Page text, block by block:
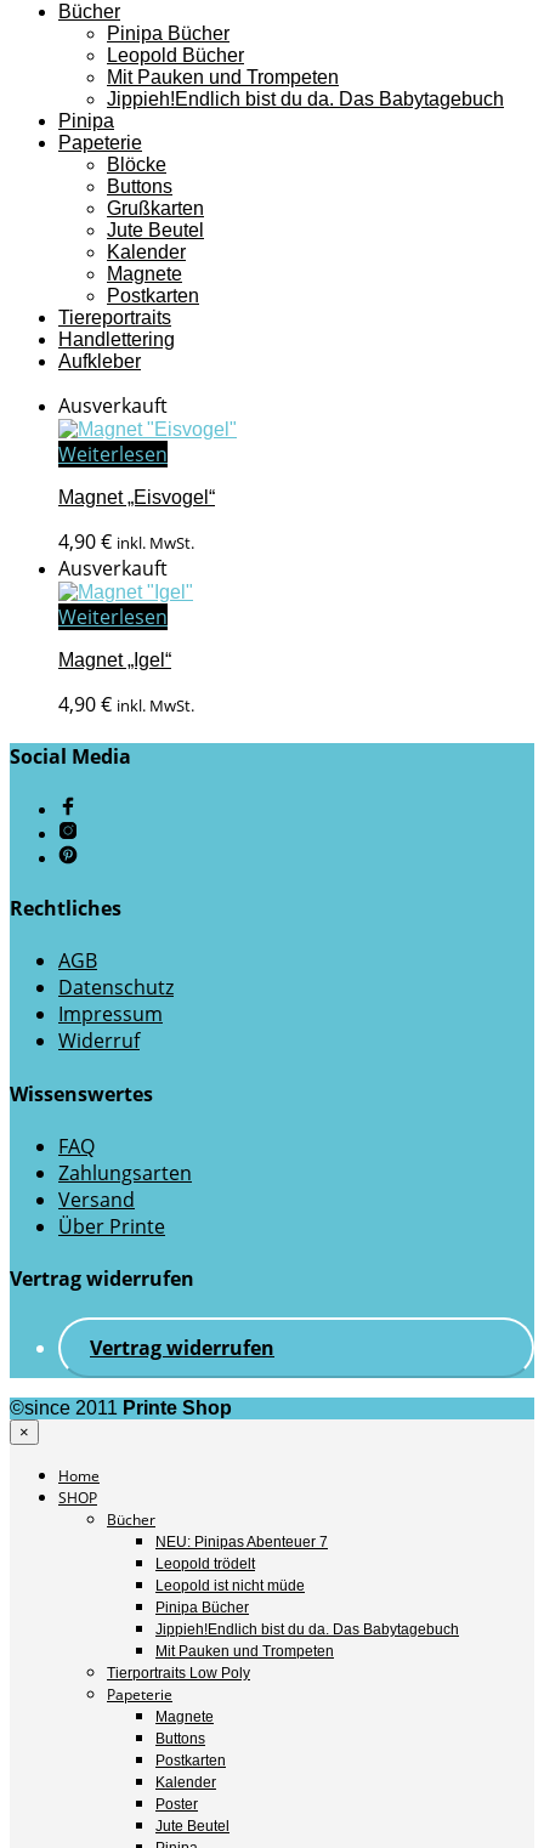
Bücher
Pinipa Bücher
Leopold Bücher
Mit Pauken und Trompeten
Jippieh!Endlich bist du da. Das Babytagebuch
Pinipa
Papeterie
Blöcke
Buttons
Grußkarten
Jute Beutel
Kalender
Magnete
Postkarten
Tiereportraits
Handlettering
Aufkleber
Ausverkauft
Weiterlesen
Magnet „Eisvogel“
4,90€ inkl. MwSt.
Ausverkauft
Weiterlesen
Magnet „Igel“
4,90€ inkl. MwSt.
Social Media
Rechtliches
AGB
Datenschutz
Impressum
Widerruf
Wissenswertes
FAQ
Zahlungsarten
Versand
Über Printe
Vertrag widerrufen
Vertrag widerrufen
©since 2011 Printe Shop
×
Home
SHOP
Bücher
NEU: Pinipas Abenteuer 7
Leopold trödelt
Leopold ist nicht müde
Pinipa Bücher
Jippieh!Endlich bist du da. Das Babytagebuch
Mit Pauken und Trompeten
Tierportraits Low Poly
Papeterie
Magnete
Buttons
Postkarten
Kalender
Poster
Jute Beutel